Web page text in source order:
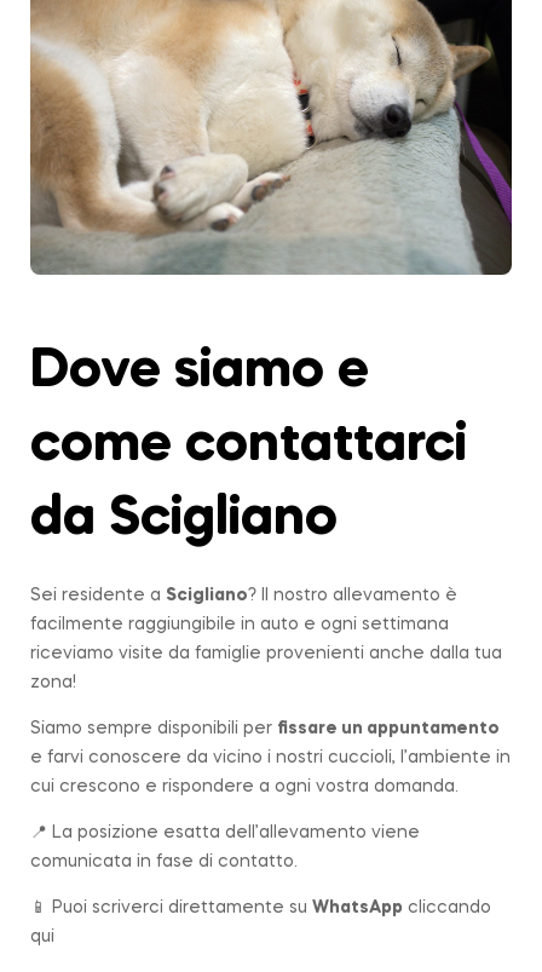
Dove siamo e
come contattarci
da Scigliano
Sei residente a Scigliano? Il nostro allevamento è
facilmente raggiungibile in auto e ogni settimana
riceviamo visite da famiglie provenienti anche dalla tua
zona!
Siamo sempre disponibili per fissare un appuntamento
e farvi conoscere da vicino i nostri cuccioli, l’ambiente in
cui crescono e rispondere a ogni vostra domanda.
📍 La posizione esatta dell’allevamento viene
comunicata in fase di contatto.
📱 Puoi scriverci direttamente su WhatsApp cliccando
qui